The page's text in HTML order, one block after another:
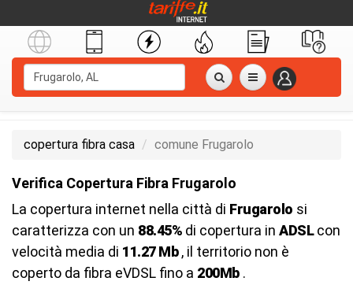
copertura fibra casa comune Frugarolo
Verifica Copertura Fibra Frugarolo
La copertura internet nella città di Frugarolo si
caratterizza con un 88.45% di copertura in ADSLcon
velocità media di 11.27 Mb, il territorio non è
coperto da fibra eVDSL fino a 200Mb.